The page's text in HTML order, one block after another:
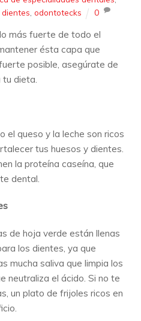
dientes ,odontotecks 0
más fuerte de todo el
ésta capa que
posible, asegúrate de
tu dieta.
el queso y la leche son ricos
tus huesos y dientes.
la proteína caseína, que
dental.
de hoja verde están llenas
los dientes, ya que
mucha saliva que limpia los
neutraliza el ácido. Si no te
un plato de frijoles ricos en